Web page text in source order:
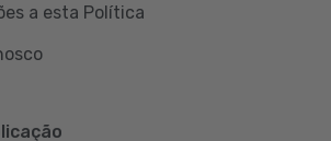
a esta Política